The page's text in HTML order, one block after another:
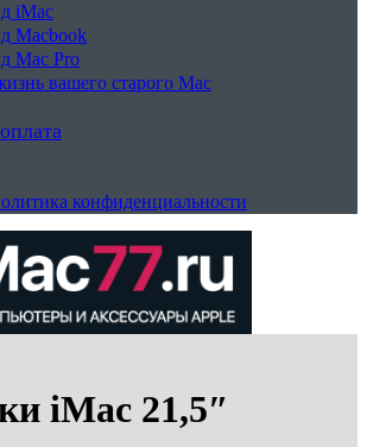
iMac
Macbook
Mac Pro
вашего старого Mac
конфиденциальности
iMac 21,5″